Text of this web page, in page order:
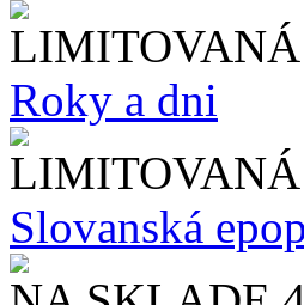
Roky a dni
Slo​vanská